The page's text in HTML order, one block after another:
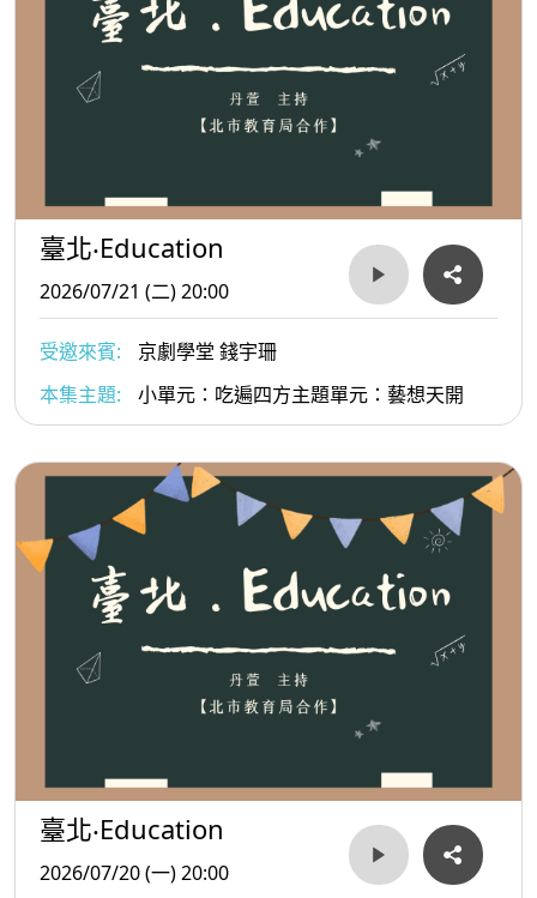
臺北‧Education
2026/07/21 (二) 20:00
受邀來賓:
京劇學堂 錢宇珊
本集主題:
小單元：吃遍四方主題單元：藝想天開
臺北‧Education
2026/07/20 (一) 20:00